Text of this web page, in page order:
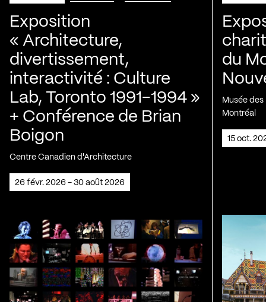
Exposition
« Architecture,
divertissement,
interactivité : Culture
Lab, Toronto 1991-1994 »
+ Conférence de Brian
Boigon
Centre Canadien d'Architecture
26 févr. 2026 - 30 août 2026
du
Musée
Montréal
15 oct.